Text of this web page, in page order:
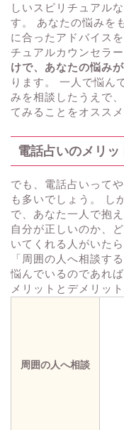
しいスピリチュアル
す。 あなたの悩みを
に合ったアドバイス
チュアルカウンセラ
けで、あなたの悩み
ります。 一人で悩ん
みを相談したうえで
てみることをオススメ
電話占いのメリッ
でも、電話占いって
も多いでしょう。 し
で、あなた一人で抱
自分が正しいのか、
いてくれる人がいた
「周囲の人へ相談す
悩んでいるのであれ
メリットとデメリッ
周囲の人へ相談